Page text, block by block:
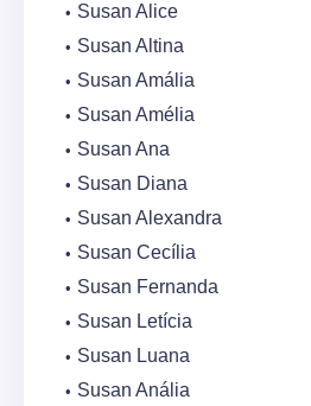
Susan Alice
Susan Altina
Susan Amália
Susan Amélia
Susan Ana
Susan Diana
Susan Alexandra
Susan Cecília
Susan Fernanda
Susan Letícia
Susan Luana
Susan Anália